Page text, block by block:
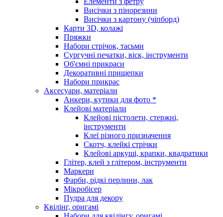
Висічки з пінорезини
Висічки з картону (чіпборд)
Карти 3D, колажі
Пряжки
Набори стрічок, тасьми
Сургучні печатки, віск, інструменти
Об'ємні прикраси
Декоративні прищепки
Набори прикрас
Аксесуари, матеріали
Анкери, кутики для фото *
Клейові матеріали
Клейові пістолети, стержні,
інструменти
Клеї різного призначення
Скотч, клейкі стрічки
Клейові аркуші, крапки, квадратики
Глітер, клей з глітером, інструменти
Маркери
Фарби, рідкі перлини, лак
Мікробісер
Пудра для декору
Квілінг, оригамі